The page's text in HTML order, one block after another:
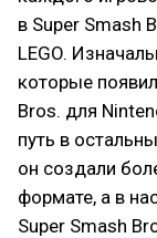
в Super Smash
LEGO.
которые
Bros. для
путь в
он создали
формате, а в
Super Smash